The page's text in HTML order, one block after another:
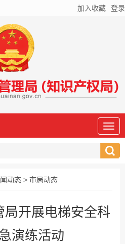
加入收藏 登录
动态 > 市局动态
局开展电梯安全科
演练活动